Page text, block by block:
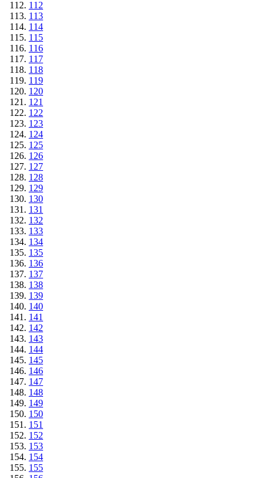
112
113
114
115
116
117
118
119
120
121
122
123
124
125
126
127
128
129
130
131
132
133
134
135
136
137
138
139
140
141
142
143
144
145
146
147
148
149
150
151
152
153
154
155